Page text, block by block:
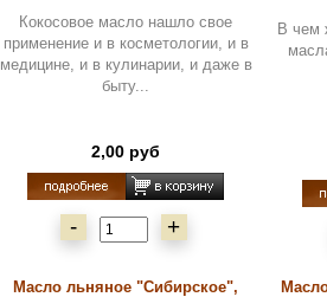
Кокосовое масло нашло свое
применение и в косметологии, и в
медицине, и в кулинарии, и даже в
быту...
2,00 руб
- +
В чем
Масло льняное "Сибирское",